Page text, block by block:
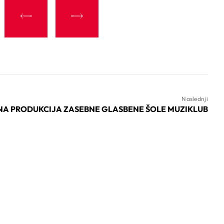
Naslednji
PRODUKCIJA ZASEBNE GLASBENE ŠOLE MUZIKLUB